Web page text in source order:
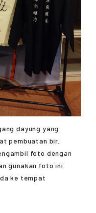
dayung yang
pembuatan bir.
foto dengan
gunakan foto ini
ke tempat